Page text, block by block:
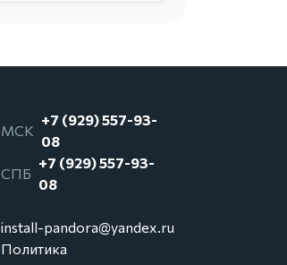
МСК
+7 (929) 557-93-
08
СПБ
+7 (929) 557-93-
08
install-pandora@yandex.ru
Политика